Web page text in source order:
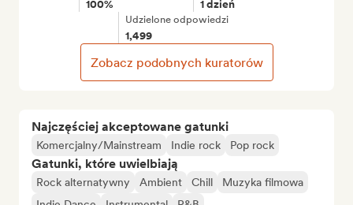
Najczęściej akceptowane gatunki
Komercjalny/Mainstream Indie rock Pop rock
Gatunki, które uwielbiają
Rock alternatywny Ambient Chill
Muzyka filmowa
100% 1 dzień
Udzielone odpowiedzi
1,499
Zobacz podobnych kuratorów